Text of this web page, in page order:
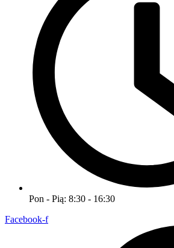
Pon - Pią: 8:30 - 16:30
Facebook-f